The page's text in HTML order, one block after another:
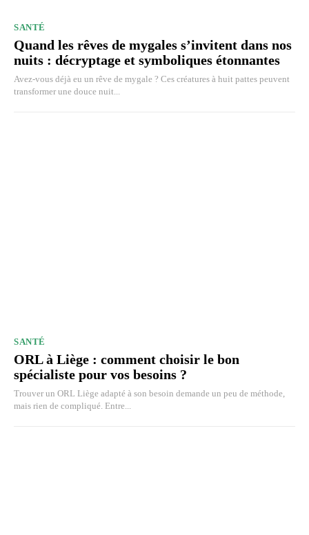
SANTÉ
Quand les rêves de mygales s’invitent dans nos
nuits : décryptage et symboliques étonnantes
Avez-vous déjà eu un rêve de mygale ? Ces créatures à huit pattes peuvent
transformer une douce nuit...
SANTÉ
ORL à Liège : comment choisir le bon
spécialiste pour vos besoins ?
Trouver un ORL Liège adapté à son besoin demande un peu de méthode,
mais rien de compliqué. Entre...